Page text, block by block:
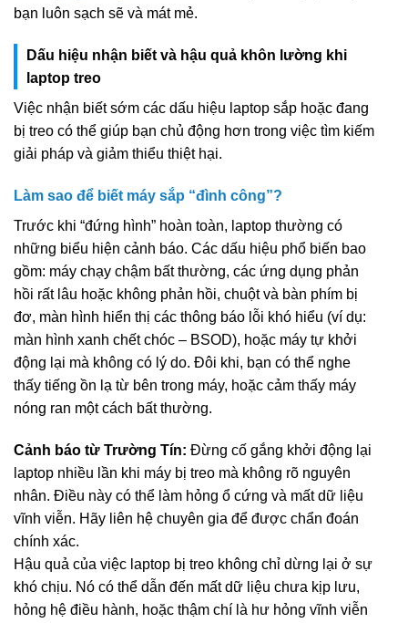
bạn luôn sạch sẽ và mát mẻ.
Dấu hiệu nhận biết và hậu quả khôn lường khi
laptop treo
Việc nhận biết sớm các dấu hiệu laptop sắp hoặc đang
bị treo có thể giúp bạn chủ động hơn trong việc tìm kiếm
giải pháp và giảm thiểu thiệt hại.
Làm sao để biết máy sắp “đình công”?
Trước khi “đứng hình” hoàn toàn, laptop thường có
những biểu hiện cảnh báo. Các dấu hiệu phổ biến bao
gồm: máy chạy chậm bất thường, các ứng dụng phản
hồi rất lâu hoặc không phản hồi, chuột và bàn phím bị
đơ, màn hình hiển thị các thông báo lỗi khó hiểu (ví dụ:
màn hình xanh chết chóc – BSOD), hoặc máy tự khởi
động lại mà không có lý do. Đôi khi, bạn có thể nghe
thấy tiếng ồn lạ từ bên trong máy, hoặc cảm thấy máy
nóng ran một cách bất thường.
Cảnh báo từ Trường Tín: Đừng cố gắng khởi động lại
laptop nhiều lần khi máy bị treo mà không rõ nguyên
nhân. Điều này có thể làm hỏng ổ cứng và mất dữ liệu
vĩnh viễn. Hãy liên hệ chuyên gia để được chẩn đoán
chính xác.
Hậu quả của việc laptop bị treo không chỉ dừng lại ở sự
khó chịu. Nó có thể dẫn đến mất dữ liệu chưa kịp lưu,
hỏng hệ điều hành, hoặc thậm chí là hư hỏng vĩnh viễn